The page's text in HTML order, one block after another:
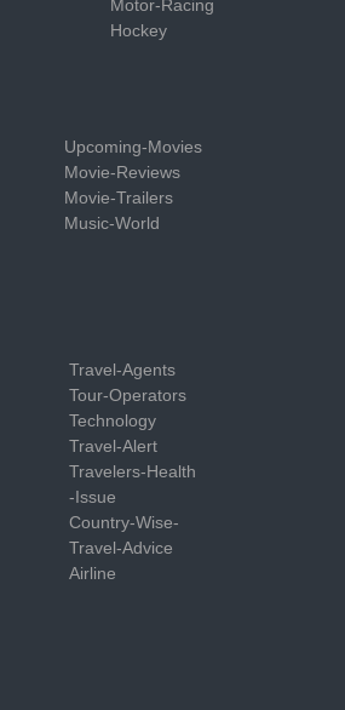
Motor-Racing
Hockey
Upcoming-Movies
Movie-Reviews
Movie-Trailers
Music-World
Travel-Agents
Tour-Operators
Technology
Travel-Alert
Travelers-Health
-Issue
Country-Wise-
Travel-Advice
Airline